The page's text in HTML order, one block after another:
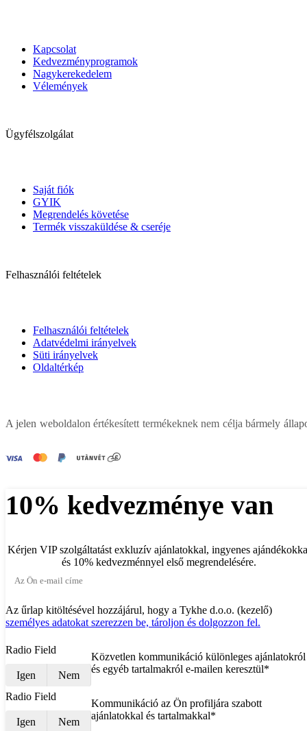
Kapcsolat
Kedvezményprogramok
Nagykerekedelem
Vélemények
Ügyfélszolgálat
Saját fiók
GYIK
Megrendelés követése
Termék visszaküldése & cseréje
Felhasználói feltételek
Felhasználói feltételek
Adatvédelmi irányelvek
Süti irányelvek
Oldaltérkép
A jelen weboldalon értékesített termékeknek nem célja bármely
10% kedvezménye van
Kérjen VIP szolgáltatást exkluzív ajánlatokkal, ingyenes
és 10% kedvezménnyel első megrendelésére.
Az űrlap kitöltésével hozzájárul, hogy a Tykhe d.o.o. (kezelő)
személyes adatokat szerezzen be, tároljon és dolgozzon fel.
Radio Field
Igen Nem
Közvetlen kommunikáció különleges ajánlatokról
és egyéb tartalmakról e-mailen keresztül*
Radio Field
Igen Nem
Kommunikáció az Ön profiljára szabott
ajánlatokkal és tartalmakkal*